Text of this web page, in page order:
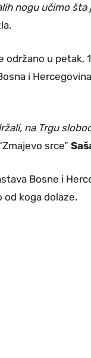
nogu učimo
u petak,
i
na Trgu
srce”
Bosne i
od koga dolaze.